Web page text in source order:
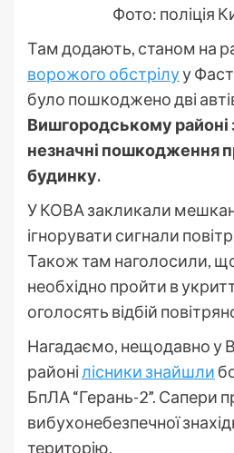
Фото: поліція
Там додають, станом на
ворожого обстрілуу
було пошкоджено дві
Вишгородському районі
незначні пошкодження
будинку.
У КОВА закликали
ігнорувати сигнали
Також там наголосили, що
необхідно пройти в
оголосять відбій
Нагадаємо, нещодавно у
районілісники знайшли
БпЛА “Герань-2”. Сапери
вибухонебезпечної
територію.